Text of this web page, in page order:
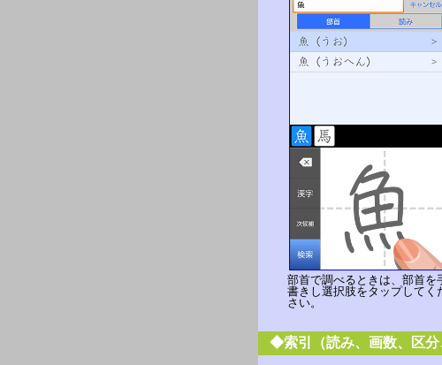
部首で調べるときは、部首を
書きし選択肢をタップしてく
さい。
◆索引（読み、画数、区分